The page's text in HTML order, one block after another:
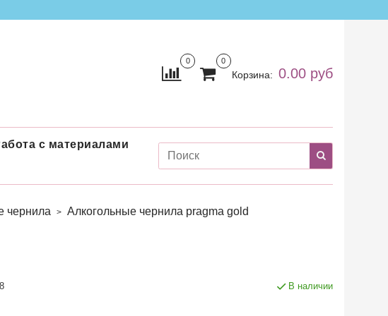
0 0
Корзина: 0.00 руб
с материалами
чернила Алкогольные чернила pragma gold
В наличии